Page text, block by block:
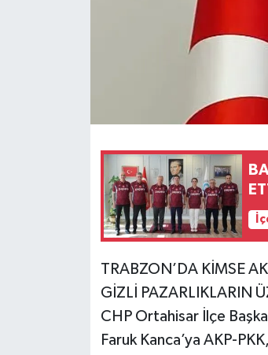
TRABZON’DA KİMSE
GİZLİ PAZARLIKLARIN
CHP Ortahisar İlçe
Faruk Kanca’ya AKP-